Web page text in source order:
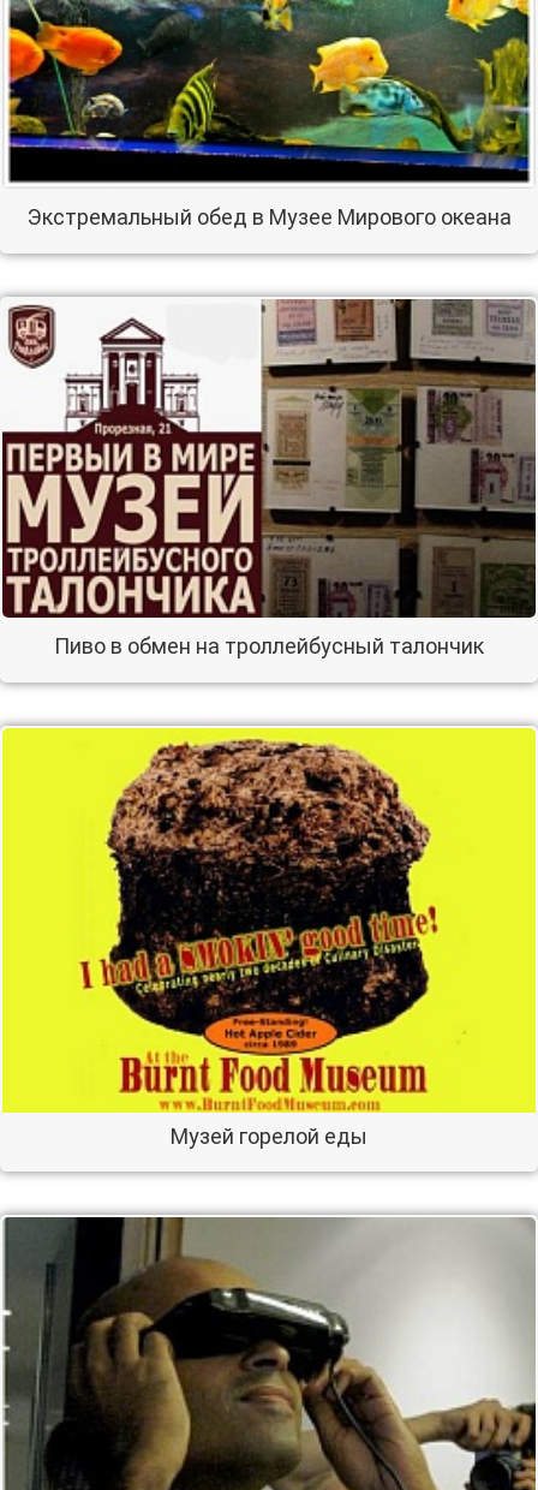
Экстремальный обед в Музее Мирового океана
Пиво в обмен на троллейбусный талончик
Музей горелой еды